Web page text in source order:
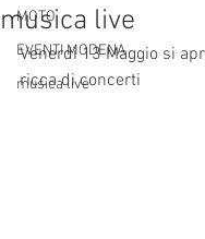
MOTO
EVENTI MODENA
musica live
musica live
Venerdì 13 Maggio si
ricca di concerti